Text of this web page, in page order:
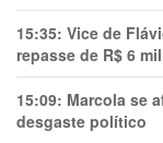
15:35: Vice de
repasse de R$ 6
15:09: Marcola se
desgaste político